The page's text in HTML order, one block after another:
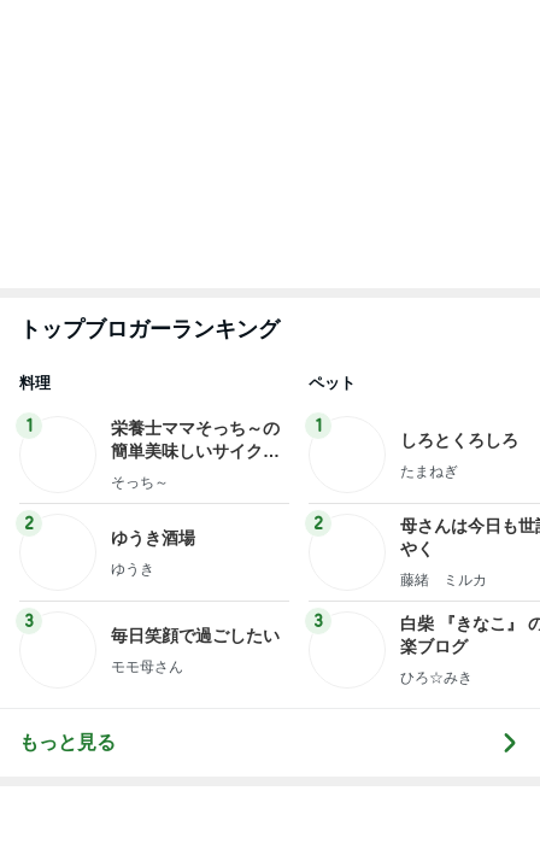
トップブロガーランキング
料理
1
栄養士ママそっち～の
簡単美味しいサイクル
献立
そっち～
2
ゆうき酒場
3
毎日笑顔で過ごしたい
モモ母さん
ペット
1
しろとくろしろ
2
母さんは今日も世
やく
藤緒 ミルカ
3
白柴 『きなこ』
楽ブログ
ひろ☆みき
もっと見る